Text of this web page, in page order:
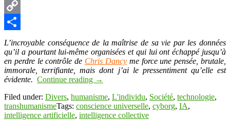
Pinterest
Copy
Link
Partager
L’incroyable conséquence de la maîtrise de sa vie par les données
qu’il a pourtant lui-même organisées et qui lui ont échappé jusqu’à
en perdre le contrôle de Chris Dancyme force une pensée, brutale,
immorale, terrifiante, mais dont j’ai le pressentiment qu’elle est
évidente. Continue reading →
Filed under: Divers, humanisme, L'individu, Société, technologie,
transhumanismeTags: conscience universelle, cyborg, IA,
intelligence artificielle, intelligence collective